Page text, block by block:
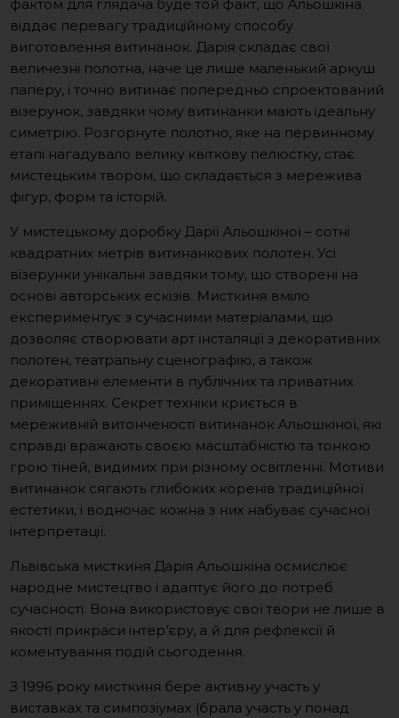
фактом для глядача буде той факт, що Альошкіна
віддає перевагу традиційному способу
виготовлення витинанок. Дарія складає свої
величезні полотна, наче це лише маленький аркуш
паперу, і точно витинає попередньо спроектований
візерунок, завдяки чому витинанки мають ідеальну
симетрію. Розгорнуте полотно, яке на первинному
етапі нагадувало велику квіткову пелюстку, стає
мистецьким твором, що складається з мережива
фігур, форм та історій.
У мистецькому доробку Дарії Альошкіної – сотні
квадратних метрів витинанкових полотен. Усі
візерунки унікальні завдяки тому, що створені на
основі авторських ескізів. Мисткиня вміло
експериментує з сучасними матеріалами, що
дозволяє створювати арт інсталяції з декоративних
полотен, театральну сценографію, а також
декоративні елементи в публічних та приватних
приміщеннях. Секрет техніки криється в
мереживній витонченості витинанок Альошкіної, які
справді вражають своєю масштабністю та тонкою
грою тіней, видимих ​​при різному освітленні. Мотиви
витинанок сягають глибоких коренів традиційної
естетики, і водночас кожна з них набуває сучасної
інтерпретації.
Львівська мисткиня Дарія Альошкіна осмислює
народне мистецтво і адаптує його до потреб
сучасності. Вона використовує свої твори не лише в
якості прикраси інтер’єру, а й для рефлексії й
коментування подій сьогодення.
З 1996 року мисткиня бере активну участь у
виставках та симпозіумах (брала участь у понад